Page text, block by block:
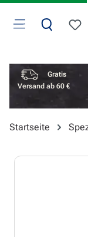
Zum Hauptinhalt
Vorteile
Gratis
Versand ab 60 €
Startseite
Bildergalerie